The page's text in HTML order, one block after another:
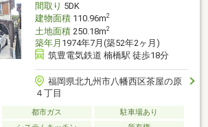
間取り 5DK
建物面積110.96m2
土地面積250.18m2
築年月 1974年7月(築52年2ヶ月)
筑豊電気鉄道 楠橋駅 徒歩18分
福岡県北九州市八幡西区茶屋の原
４丁目
都市ガス
駐車場あり